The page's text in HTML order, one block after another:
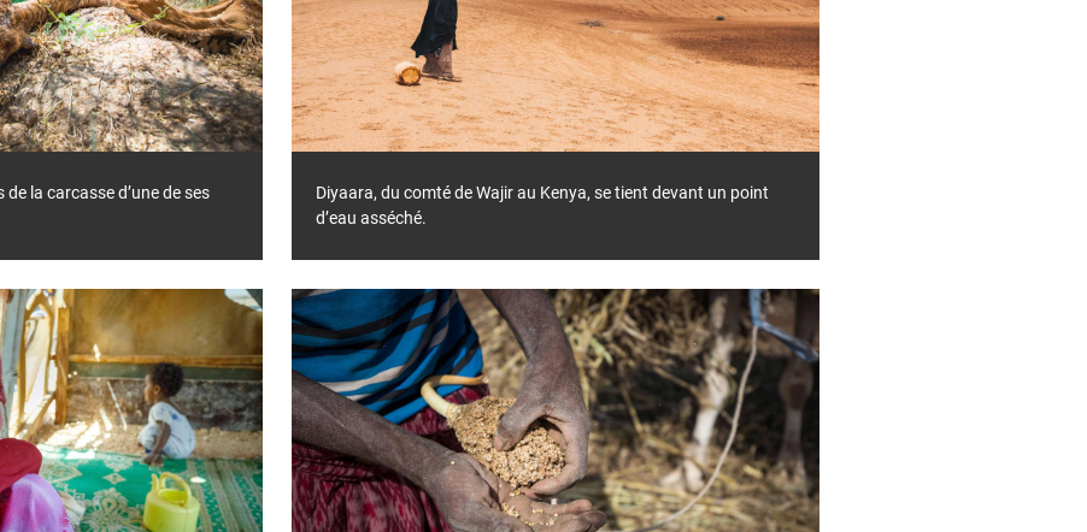
la carcasse d’une de ses
Diyaara, du comté de Wajir au Kenya, se tient devant un point
d’eau asséché.